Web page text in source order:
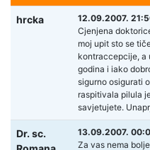
hrcka
12.09.2007.
Cjenjena
moj upit sto se
kontraccepcije, a
godina i iako
sigurno osigurati
raspitivala pilula
savjetujete.
Dr. sc.
13.09.2007.
Za vas nema